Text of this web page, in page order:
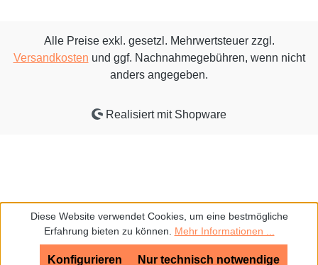
Alle Preise exkl. gesetzl. Mehrwertsteuer zzgl.
Versandkosten und ggf. Nachnahmegebühren, wenn nicht
anders angegeben.
Realisiert mit Shopware
Diese Website verwendet Cookies, um eine bestmögliche
Erfahrung bieten zu können. Mehr Informationen ...
Nur technisch notwendige
Konfigurieren